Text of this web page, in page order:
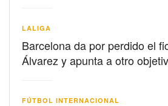
LALIGA
Barcelona da por perdido el
Álvarez y apunta a otro
FÚTBOL INTERNACIONAL